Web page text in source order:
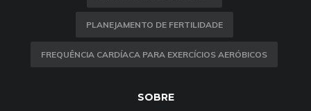
PLANEJAMENTO DE FERTILIDADE
FREQUÊNCIA CARDÍACA PARA EXERCÍCIOS AERÓBICOS
SOBRE